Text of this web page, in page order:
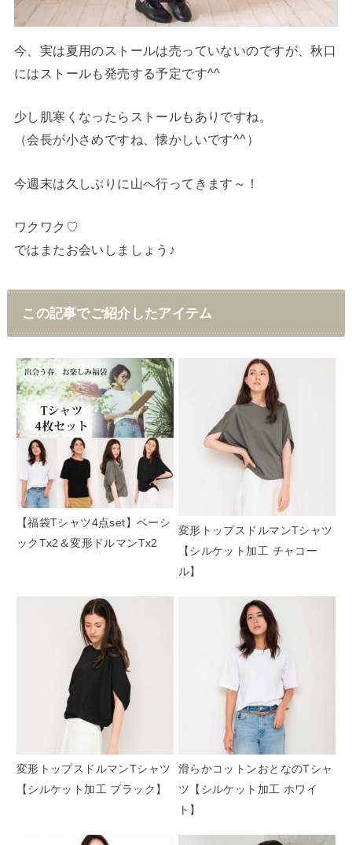
今、実は夏用のストールは売っていないのですが、秋口
にはストールも発売する予定です^^
少し肌寒くなったらストールもありですね。
（会長が小さめですね、懐かしいです^^）
今週末は久しぶりに山へ行ってきます～！
ワクワク♡
ではまたお会いしましょう♪
この記事でご紹介したアイテム
【福袋Tシャツ4点set】ベーシ
ックTx2＆変形ドルマンTx2
変形トップスドルマンTシャツ
【シルケット加工 チャコー
ル】
変形トップスドルマンTシャツ
【シルケット加工 ブラック】
滑らかコットンおとなのTシャ
ツ【シルケット加工 ホワイ
ト】